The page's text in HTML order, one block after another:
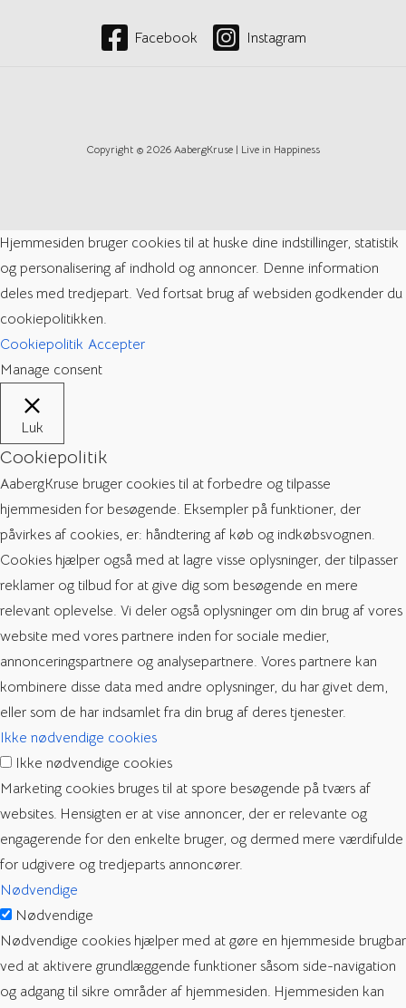
Facebook Instagram
Copyright © 2026 AabergKruse | Live in Happiness
Hjemmesiden bruger cookies til at huske dine indstillinger, statistik
og personalisering af indhold og annoncer. Denne information
deles med tredjepart. Ved fortsat brug af websiden godkender du
cookiepolitikken.
Cookiepolitik Accepter
Manage consent
Luk
Cookiepolitik
AabergKruse bruger cookies til at forbedre og tilpasse
hjemmesiden for besøgende. Eksempler på funktioner, der
påvirkes af cookies, er: håndtering af køb og indkøbsvognen.
Cookies hjælper også med at lagre visse oplysninger, der tilpasser
reklamer og tilbud for at give dig som besøgende en mere
relevant oplevelse. Vi deler også oplysninger om din brug af vores
website med vores partnere inden for sociale medier,
annonceringspartnere og analysepartnere. Vores partnere kan
kombinere disse data med andre oplysninger, du har givet dem,
eller som de har indsamlet fra din brug af deres tjenester.
Ikke nødvendige cookies
Ikke nødvendige cookies
Marketing cookies bruges til at spore besøgende på tværs af
websites. Hensigten er at vise annoncer, der er relevante og
engagerende for den enkelte bruger, og dermed mere værdifulde
for udgivere og tredjeparts annoncører.
Nødvendige
Nødvendige
Nødvendige cookies hjælper med at gøre en hjemmeside brugbar
ved at aktivere grundlæggende funktioner såsom side-navigation
og adgang til sikre områder af hjemmesiden. Hjemmesiden kan